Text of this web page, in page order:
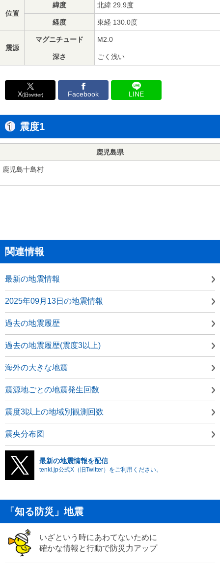
位置
緯度 北緯 29.9度
経度 東経 130.0度
震源
マグニチュード M2.0
深さ ごく浅い
X(旧twitter) Facebook LINE
震度1
鹿児島県
鹿児島十島村
関連情報
最新の地震情報
2025年09月13日の地震情報
過去の地震履歴
過去の地震履歴(震度3以上)
海外の大きな地震
震源地ごとの地震発生回数
震度3以上の地域別観測回数
震央分布図
最新の地震情報を配信
tenki.jp公式X（旧Twitter）をご利用ください。
「知る防災」地震
いざという時にあわてないために
確かな情報と行動で防災力アップ